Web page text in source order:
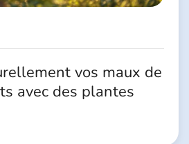
vos maux de
avec des plantes